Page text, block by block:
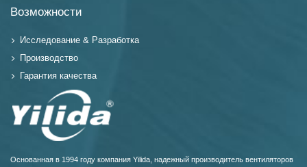
Возможности
Исследование & Разработка
Производство
Гарантия качества
Основанная в 1994 году компания Yilida, надежный производитель вентиляторов